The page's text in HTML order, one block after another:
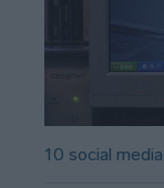
10 social